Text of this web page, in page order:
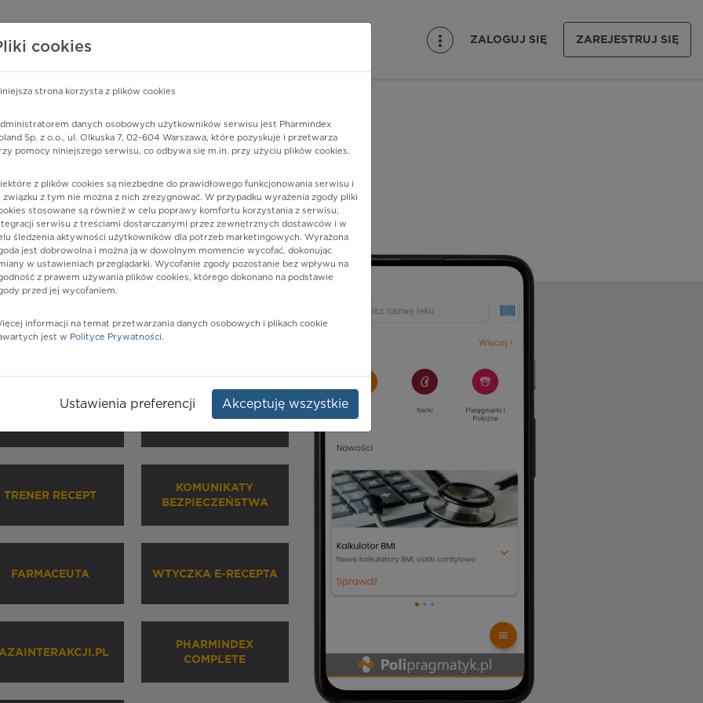
o lekach
PHARMINDEX ZALOGUJ SIĘ ZAREJESTRUJ SIĘ
Rickettsia australis
ochrony zdrowia
INHALATORY
TRENER RECEPT
KOMUNIKATY
BEZPIECZEŃSTWA
FARMACEUTA WTYCZKA E-RECEPTA
PHARMINDEX
COMPLETE
cookies
strona korzysta z plików cookies
danych osobowych użytkowników serwisu jest Pharmindex
Sp. z o.o., ul. Olkuska 7, 02-604 Warszawa, które pozyskuje i przetwarza
pomocy niniejszego serwisu, co odbywa się m.in. przy użyciu plików cookies.
z plików cookies są niezbędne do prawidłowego funkcjonowania serwisu i
związku z tym nie można z nich zrezygnować. W przypadku wyrażenia zgody pliki
stosowane są również w celu poprawy komfortu korzystania z serwisu,
serwisu z treściami dostarczanymi przez zewnętrznych dostawców i w
śledzenia aktywności użytkowników dla potrzeb marketingowych. Wyrażona
jest dobrowolna i można ją w dowolnym momencie wycofać, dokonując
w ustawieniach przeglądarki. Wycofanie zgody pozostanie bez wpływu na
z prawem używania plików cookies, którego dokonano na podstawie
przed jej wycofaniem.
informacji na temat przetwarzania danych osobowych i plikach cookie
jest w Polityce Prywatności.
Ustawienia preferencji Akceptuję wszystkie